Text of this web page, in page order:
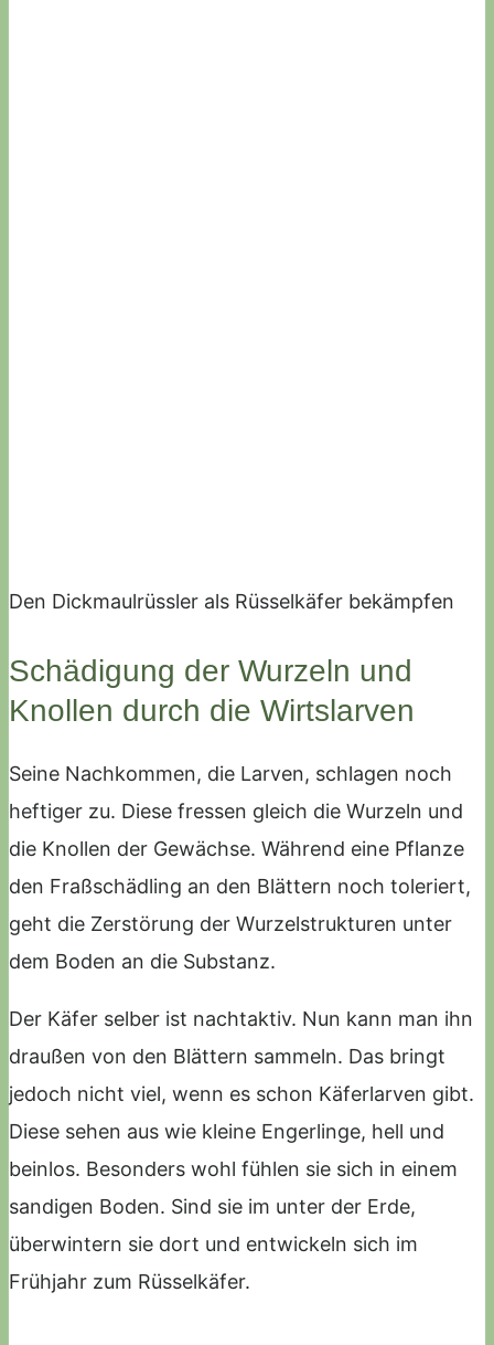
Den Dickmaulrüssler als Rüsselkäfer bekämpfen
Schädigung der Wurzeln und
Knollen durch die Wirtslarven
Seine Nachkommen, die Larven, schlagen noch
heftiger zu. Diese fressen gleich die Wurzeln und
die Knollen der Gewächse. Während eine Pflanze
den Fraßschädling an den Blättern noch toleriert,
geht die Zerstörung der Wurzelstrukturen unter
dem Boden an die Substanz.
Der Käfer selber ist nachtaktiv. Nun kann man ihn
draußen von den Blättern sammeln. Das bringt
jedoch nicht viel, wenn es schon Käferlarven gibt.
Diese sehen aus wie kleine Engerlinge, hell und
beinlos. Besonders wohl fühlen sie sich in einem
sandigen Boden. Sind sie im unter der Erde,
überwintern sie dort und entwickeln sich im
Frühjahr zum Rüsselkäfer.